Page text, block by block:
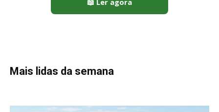
Peixe-lua emerge horizontalmente na superfície oceânica para
permitir que aves marinhas removam ectoparasitas